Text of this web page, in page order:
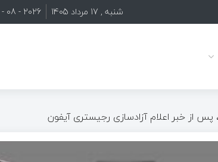
شنبه , 17 مرداد 1405 2026 - 08 - 08